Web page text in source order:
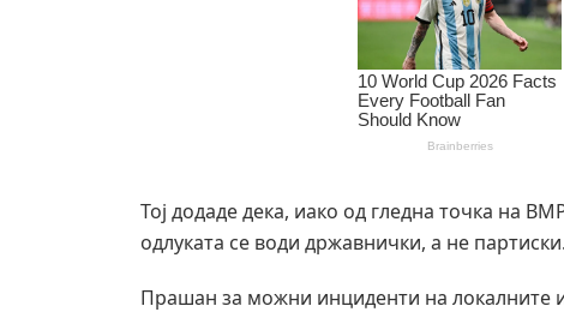
Тој додаде дека, иако од гледна точка на
одлуката се води државнички, а не партиски.
Прашан за можни инциденти на локалните